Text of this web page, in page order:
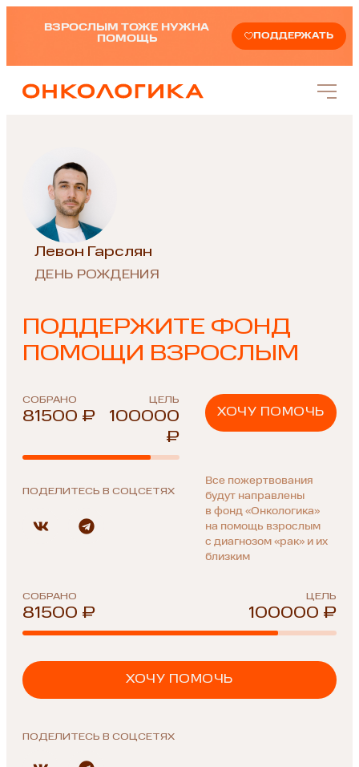
ВЗРОСЛЫМ ТОЖЕ НУЖНА
ПОМОЩЬ
ПОДДЕРЖАТЬ
Левон Гарслян
ДЕНЬ РОЖДЕНИЯ
ПОДДЕРЖИТЕ ФОНД
ПОМОЩИ ВЗРОСЛЫМ
СОБРАНО ЦЕЛЬ
81500 ₽
100000
₽
ПОДЕЛИТЕСЬ В СОЦСЕТЯХ
ХОЧУ ПОМОЧЬ
Все пожертвования
будут направлены
в фонд «Онкологика»
на помощь взрослым
с диагнозом «рак» и их
близким
СОБРАНО ЦЕЛЬ
81500 ₽ 100000 ₽
ХОЧУ ПОМОЧЬ
ПОДЕЛИТЕСЬ В СОЦСЕТЯХ